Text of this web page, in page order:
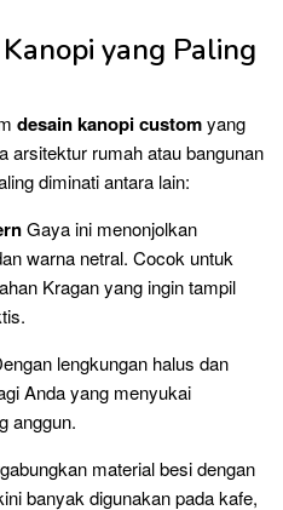
yang Paling
desain kanopi customyang
arsitektur rumah atau bangunan
diminati antara lain:
Gaya ini menonjolkan
warna netral. Cocok untuk
Kragan yang ingin tampil
lengkungan halus dan
Anda yang menyukai
anggun.
material besi dengan
banyak digunakan pada kafe,